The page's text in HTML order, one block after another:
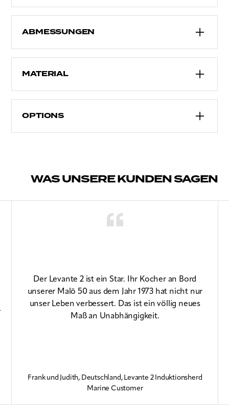
ABMESSUNGEN
MATERIAL
Antihaft-Oberfläche
OPTIONS
WAS UNSERE KUNDEN SAGEN
Der Levante 2 ist ein Star. Ihr Kocher an Bord
unserer Malö 50 aus dem Jahr 1973 hat nicht nur
unser Leben verbessert. Das ist ein völlig neues
Maß an Unabhängigkeit.
Frank und Judith, Deutschland, Levante 2 Induktionsherd
Marine Customer